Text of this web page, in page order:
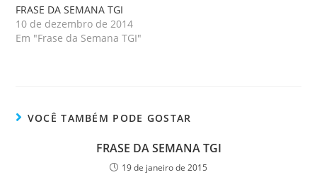
FRASE DA SEMANA TGI
10 de dezembro de 2014
Em "Frase da Semana TGI"
VOCÊ TAMBÉM PODE GOSTAR
FRASE DA SEMANA TGI
19 de janeiro de 2015